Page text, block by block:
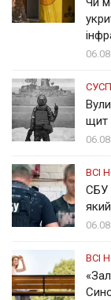
щит
ВСІ
СБУ
ВСІ